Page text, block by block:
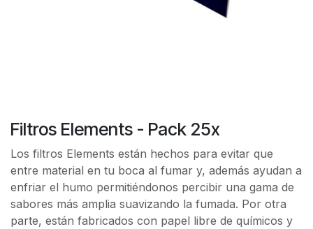
Filtros Elements - Pack 25x
Los filtros Elements están hechos para evitar que
entre material en tu boca al fumar y, además ayudan a
enfriar el humo permitiéndonos percibir una gama de
sabores más amplia suavizando la fumada. Por otra
parte, están fabricados con papel libre de químicos y